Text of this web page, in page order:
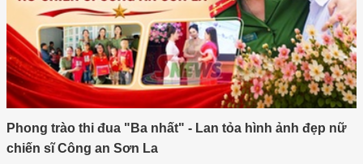
Phong trào thi đua "Ba nhất" - Lan tỏa hình ảnh đẹp nữ
chiến sĩ Công an Sơn La